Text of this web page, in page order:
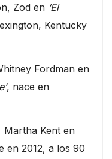
Zod en ‘El
Kentucky
Fordman en
, nace en
Martha Kent en
en 2012, a los 90